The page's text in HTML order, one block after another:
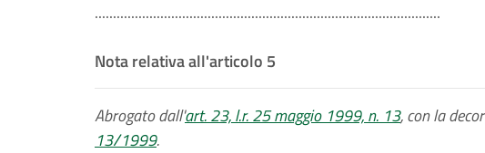
...............................................................................................
Nota relativa all'articolo 5
Abrogato dall'art. 23, l.r. 25 maggio 1999, n. 13, con la
13/1999.